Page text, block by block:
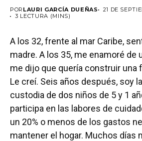
POR LAURI GARCÍA DUEÑAS
21 DE
3 LECTURA (MINS)
A los 32, frente al mar Caribe,
madre. A los 35, me enamoré de
me dijo que quería construir una
Le creí. Seis años después, soy
custodia de dos niños de 5 y 1
participa en las labores de
un 20% o menos de los gastos
mantener el hogar. Muchos días